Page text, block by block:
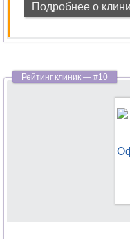
Подробнее о